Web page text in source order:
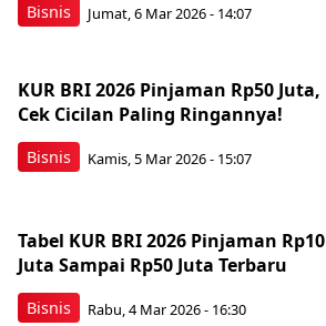
Bisnis Jumat, 6 Mar 2026 - 14:07
Bisnis
KUR BRI 2026 Pinjaman Rp50 Juta,
Cek Cicilan Paling Ringannya!
Kamis, 5 Mar 2026 - 15:07
Bisnis
Tabel KUR BRI 2026 Pinjaman Rp10
Juta Sampai Rp50 Juta Terbaru
Rabu, 4 Mar 2026 - 16:30